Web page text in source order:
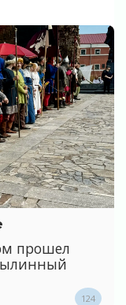
прошел
124